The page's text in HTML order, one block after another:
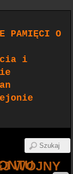
PAMIĘCI O
i
WOJNY